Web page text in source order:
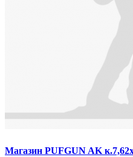
Магазин PUFGUN AK